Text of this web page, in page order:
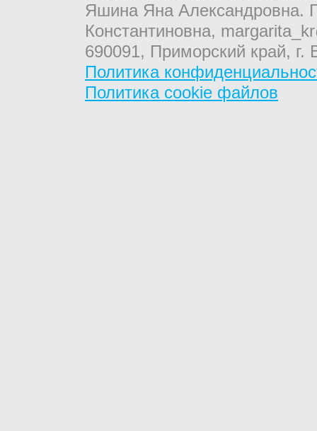
Яшина Яна Александровна.
Константиновна,
690091, Приморский край,
Политика
Политика cookie файлов